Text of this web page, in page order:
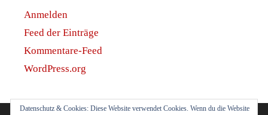
Anmelden
Feed der Einträge
Kommentare-Feed
WordPress.org
Datenschutz & Cookies: Diese Website verwendet Cookies. Wenn du die Website